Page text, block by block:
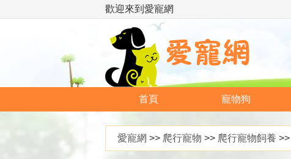
歡迎來到愛寵網
首頁 寵物狗
愛寵網 >> 爬行寵物 >> 爬行寵物飼養